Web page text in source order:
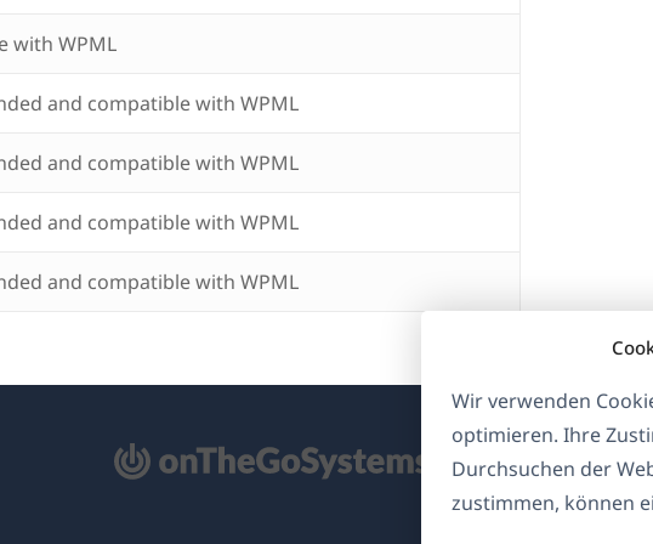
Wir verwenden
optimieren. Ihre
Durchsuchen der
zustimmen, können
with WPML
and compatible with WPML
and compatible with WPML
and compatible with WPML
and compatible with WPML